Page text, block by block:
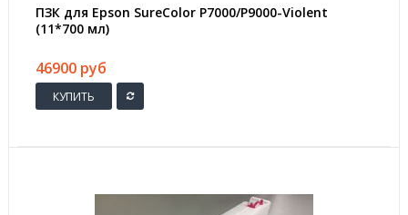
ПЗК для Epson SureColor P7000/P9000-Violent
(11*700 мл)
46900 руб
КУПИТЬ